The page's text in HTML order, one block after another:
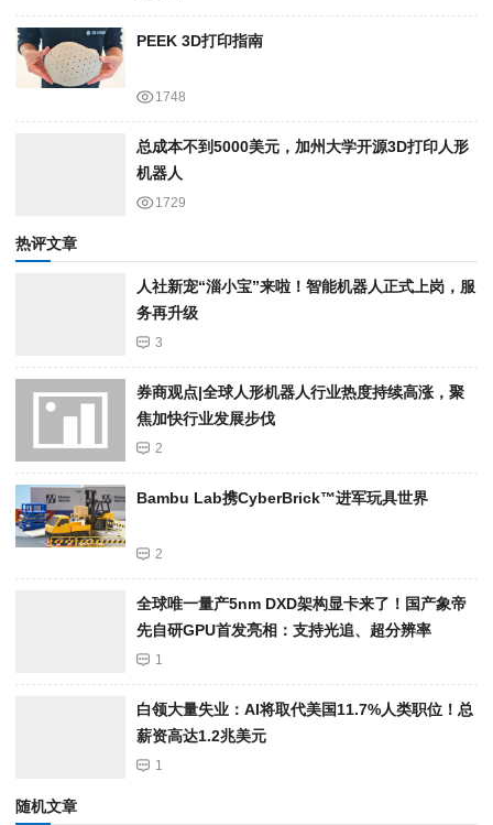
PEEK 3D打印指南
1748
总成本不到5000美元，加州大学开源3D打印人形
机器人
1729
热评文章
人社新宠“淄小宝”来啦！智能机器人正式上岗，服
务再升级
3
券商观点|全球人形机器人行业热度持续高涨，聚
焦加快行业发展步伐
2
Bambu Lab携Cyber​​Brick™进军玩具世界
2
全球唯一量产5nm DXD架构显卡来了！国产象帝
先自研GPU首发亮相：支持光追、超分辨率
1
白领大量失业：AI将取代美国11.7%人类职位！总
薪资高达1.2兆美元
1
随机文章